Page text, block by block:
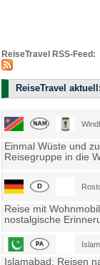
ReiseTravel RSS-Feed:
ReiseTravel aktuell:
Einmal Wüste und
Reisegruppe in die
Reise mit
nostalgische
Islamabad: Reisen